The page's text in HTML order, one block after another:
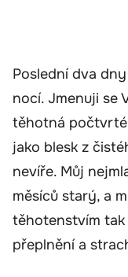
Poslední dva
nocí. Jmenuji se
těhotná
jako blesk z
nevíře. Můj
měsíců starý, a
těhotenstvím
přeplnění a